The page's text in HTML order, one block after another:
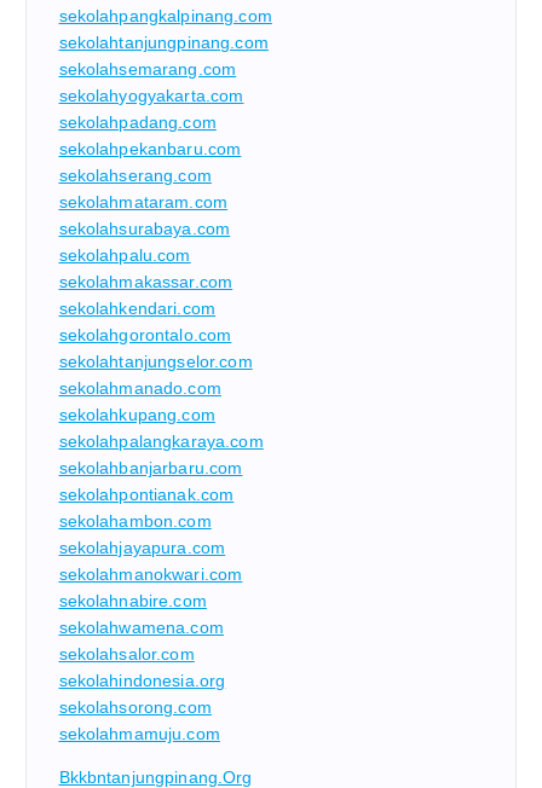
sekolahpangkalpinang.com
sekolahtanjungpinang.com
sekolahsemarang.com
sekolahyogyakarta.com
sekolahpadang.com
sekolahpekanbaru.com
sekolahserang.com
sekolahmataram.com
sekolahsurabaya.com
sekolahpalu.com
sekolahmakassar.com
sekolahkendari.com
sekolahgorontalo.com
sekolahtanjungselor.com
sekolahmanado.com
sekolahkupang.com
sekolahpalangkaraya.com
sekolahbanjarbaru.com
sekolahpontianak.com
sekolahambon.com
sekolahjayapura.com
sekolahmanokwari.com
sekolahnabire.com
sekolahwamena.com
sekolahsalor.com
sekolahindonesia.org
sekolahsorong.com
sekolahmamuju.com
Bkkbntanjungpinang.org